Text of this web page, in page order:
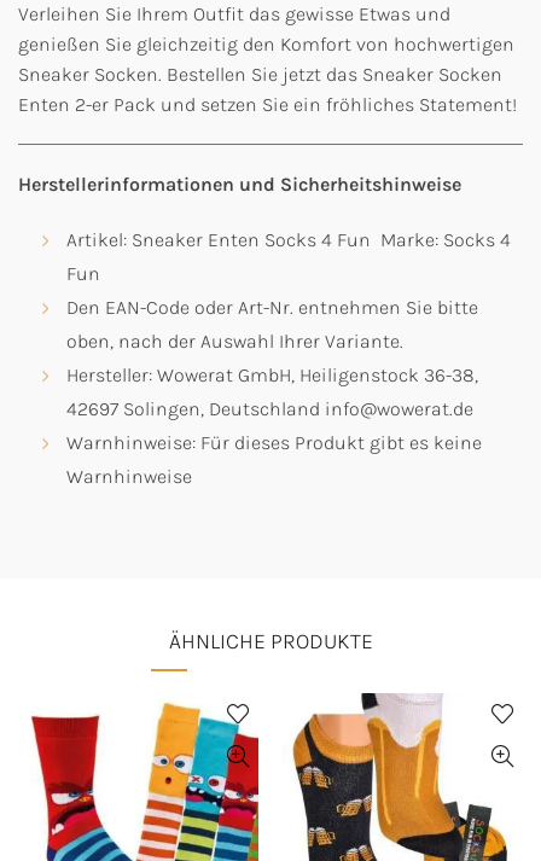
Verleihen Sie Ihrem Outfit das gewisse Etwas und
genießen Sie gleichzeitig den Komfort von hochwertigen
Sneaker Socken. Bestellen Sie jetzt das Sneaker Socken
Enten 2-er Pack und setzen Sie ein fröhliches Statement!
Herstellerinformationen und Sicherheitshinweise
Artikel: Sneaker Enten Socks 4 Fun Marke: Socks 4
Fun
Den EAN-Code oder Art-Nr. entnehmen Sie bitte
oben, nach der Auswahl Ihrer Variante.
Hersteller: Wowerat GmbH, Heiligenstock 36-38,
42697 Solingen, Deutschland info@wowerat.de
Warnhinweise: Für dieses Produkt gibt es keine
Warnhinweise
ÄHNLICHE PRODUKTE